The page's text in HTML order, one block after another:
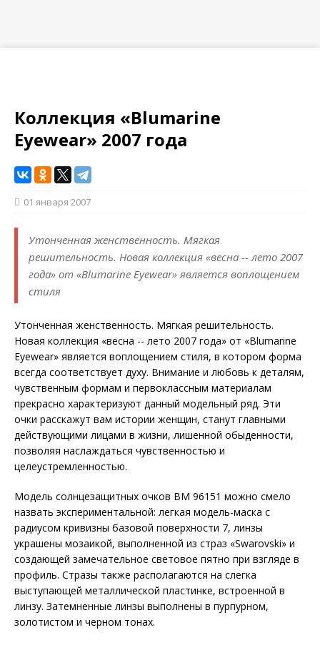
Коллекция «Blumarine
Eyewear» 2007 года
01 января 2007
Утонченная женственность. Мягкая
решительность. Новая коллекция «весна -- лето 2007
года» от «Blumarine Eyewear» является воплощением
стиля
Утонченная женственность. Мягкая решительность.
Новая коллекция «весна -- лето 2007 года» от «Blumarine
Eyewear» является воплощением стиля, в котором форма
всегда соответствует духу. Внимание и любовь к деталям,
чувственным формам и первоклассным материалам
прекрасно характеризуют данный модельный ряд. Эти
очки расскажут вам истории женщин, станут главными
действующими лицами в жизни, лишенной обыденности,
позволяя наслаждаться чувственностью и
целеустремленностью.
Модель солнцезащитных очков BM 96151 можно смело
назвать экспериментальной: легкая модель-маска с
радиусом кривизны базовой поверхности 7, линзы
украшены мозаикой, выполненной из страз «Swarovski» и
создающей замечательное световое пятно при взгляде в
профиль. Стразы также располагаются на слегка
выступающей металлической пластинке, встроенной в
линзу. Затемненные линзы выполнены в пурпурном,
золотистом и черном тонах.